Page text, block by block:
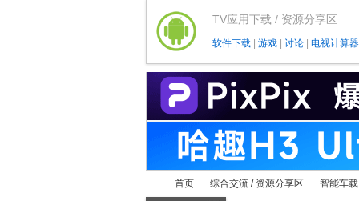
TV应用下载 / 资源分享区
软件下载 游戏 讨论 电视计算器
首页 综合交流 / 资源分享区 智能车载